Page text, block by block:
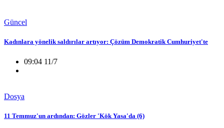
Güncel
Kadınlara yönelik saldırılar artıyor: Çözüm Demokratik Cumhuriyet'te
09:04 11/7
Dosya
11 Temmuz'un ardından: Gözler 'Kök Yasa'da (6)